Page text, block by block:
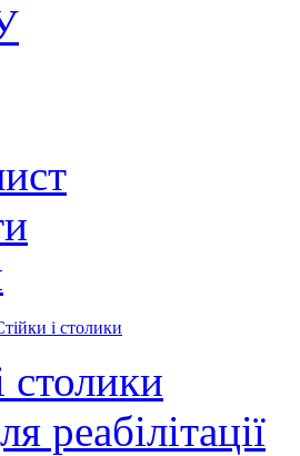
і столики
столики
реабілітації